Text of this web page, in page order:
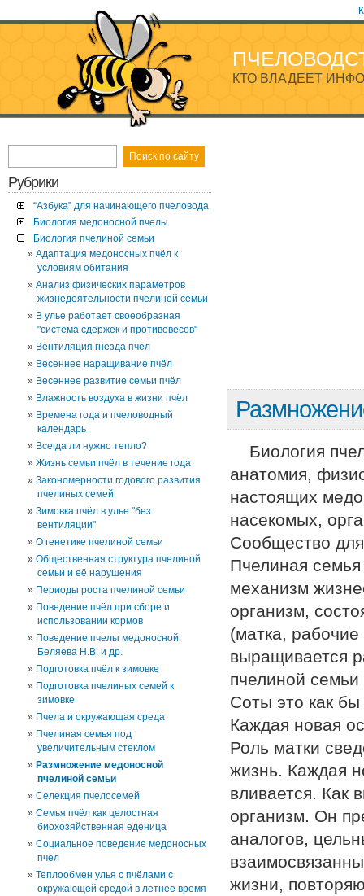
КТО ВЛАДЕЕТ
Биология
анатомия,
настоящих
насекомых,
Сообщество
Пчелиная
механизм
организм,
(матка,
выращивается
пчелиной
Соты это как бы
Каждая новая
Роль матки
жизнь. Каждая
вливается. Как
организм. Он
аналогов,
жизни,
Рубрики
“Азбука” для начинающего пчеловода
Биология медоносной пчелы
Биология пчелиной семьи
Адаптация медоносных пчёл к
условиям обитания
Анализ физических параметров
жизнедеятельности пчелиной семьи
В улье работает своеобразная
"система сдержек и противовесов"
Вентиляция гнезда пчёл
Весеннее наращивание пчёл
Весеннее развитие семьи пчёл
Влажность воздуха в жизни пчёл
Времена года и пчеловодный
календарь
Всегда ли нужно тепло?
Жизнь семьи пчёл в течение года
Закономерности годового развития
пчелиных семей
Зимовка пчёл в улье "без
вентиляции"
О генетике пчелиной семьи
Общественная структура пчелиной
семьи и её нарушения
Периоды роста пчелиной семьи
Поведение пчёл при сборе и
использовании кормов
Поведение пчелы медоносной.
Беляева Н.В. и др.
Подготовка пчёл к зимовке
Подготовка пчелиных семей к
зимовке
Пчела и окружающая среда
Пчелиная семья под
увеличительным стеклом
Размножение медоносной
пчелиной семьи
Селекция пчелосемей
Семья пчёл как целостная
биохозяйственная еденица
Социальное поведение медоносных
пчёл
Теплообмен улья с пчёлами с
окружающей средой в летнее время